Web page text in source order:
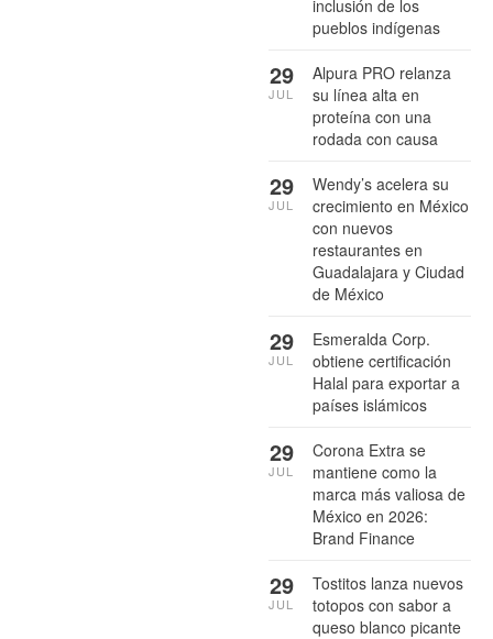
inclusión de los
pueblos indígenas
Alpura PRO relanza
su línea alta en
proteína con una
rodada con causa
29
JUL
Wendy’s acelera su
crecimiento en México
con nuevos
restaurantes en
Guadalajara y Ciudad
de México
29
JUL
Esmeralda Corp.
obtiene certificación
Halal para exportar a
países islámicos
29
JUL
Corona Extra se
mantiene como la
marca más valiosa de
México en 2026:
Brand Finance
29
JUL
Tostitos lanza nuevos
totopos con sabor a
queso blanco picante
29
JUL